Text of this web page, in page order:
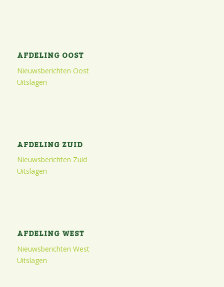
AFDELING OOST
Nieuwsberichten Oost
Uitslagen
AFDELING ZUID
Nieuwsberichten Zuid
Uitslagen
AFDELING WEST
Nieuwsberichten West
Uitslagen